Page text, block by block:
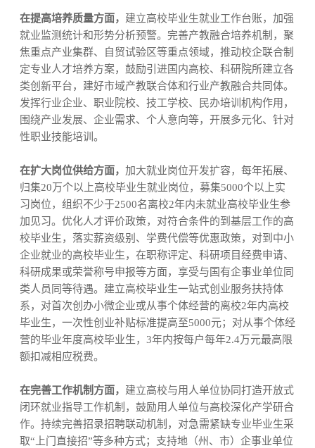
在提高培养质量方面， 建立高校毕业生就业工作台账，加强
就业监测统计和形势分析预警。完善产教融合培养机制，聚
焦重点产业集群、自贸试验区等重点领域，推动校企联合制
定专业人才培养方案，鼓励引进国内高校、科研院所建立各
类创新平台，建好市域产教联合体和行业产教融合共同体。
发挥行业企业、职业院校、技工学校、民办培训机构作用，
围绕产业发展、企业需求、个人意向等，开展多元化、针对
性职业技能培训。
在扩大岗位供给方面， 加大就业岗位开发扩容，每年拓展、
归集20万个以上高校毕业生就业岗位，募集5000个以上实
习岗位，组织不少于2500名离校2年内未就业高校毕业生参
加见习。优化人才评价政策，对符合条件的到基层工作的高
校毕业生，落实薪资级别、学费代偿等优惠政策，对到中小
企业就业的高校毕业生，在职称评定、科研项目经费申请、
科研成果或荣誉称号申报等方面，享受与国有企事业单位同
类人员同等待遇。建立高校毕业生一站式创业服务扶持体
系，对首次创办小微企业或从事个体经营的离校2年内高校
毕业生，一次性创业补贴标准提高至5000元；对从事个体经
营的毕业年度高校毕业生，3年内按每户每年2.4万元最高限
额扣减相应税费。
在完善工作机制方面， 建立高校与用人单位协同打造开放式
闭环就业指导工作机制，鼓励用人单位与高校深化产学研合
作。持续完善招录招聘联动机制，对急需紧缺专业毕业生采
取“上门直接招”等多种方式；支持地（州、市）企事业单位